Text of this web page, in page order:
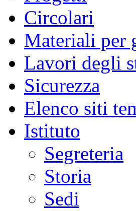
Circolari
Materiali per
Lavori degli
Sicurezza
Elenco siti
Istituto
Segreteria
Storia
Sedi